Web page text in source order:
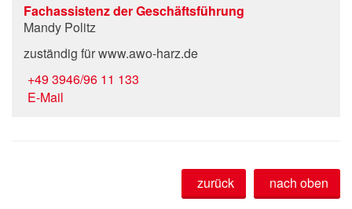
Fachassistenz der Geschäftsführung
Mandy Politz
zuständig für www.awo-harz.de
+49 3946/96 11 133
E-Mail
nach oben
zurück